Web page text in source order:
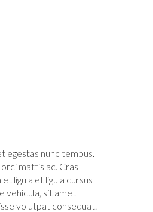
egestas nunc tempus.
mattis ac. Cras
ligula et ligula cursus
vehicula, sit amet
volutpat consequat.